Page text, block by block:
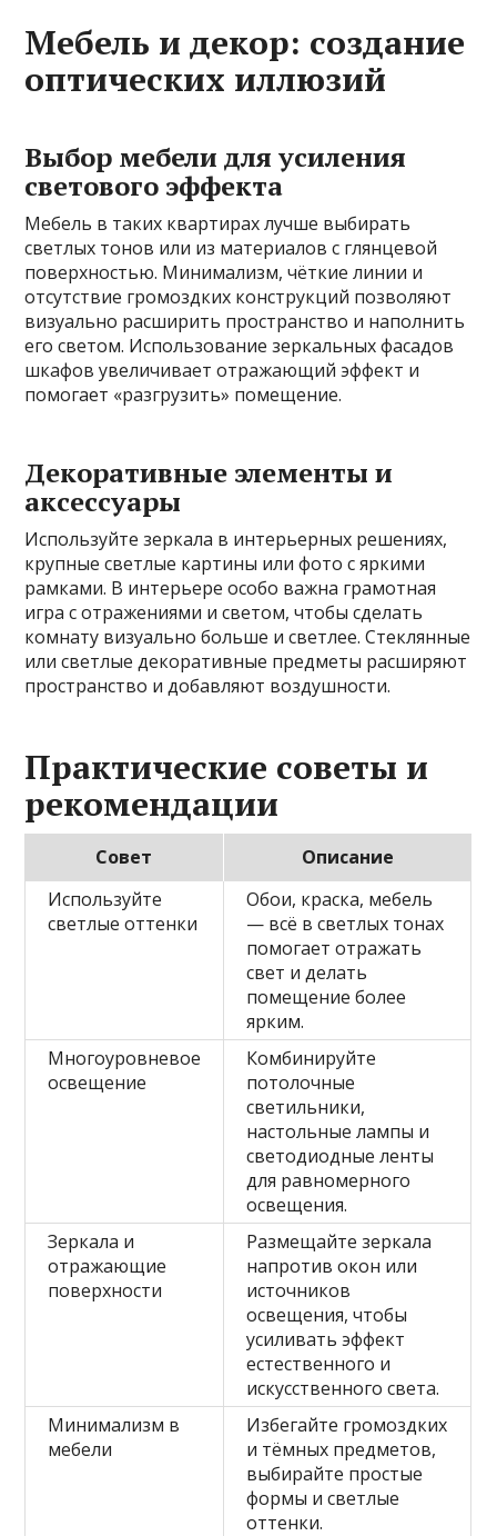
Мебель и декор: создание
оптических иллюзий
Выбор мебели для усиления
светового эффекта
Мебель в таких квартирах лучше выбирать
светлых тонов или из материалов с глянцевой
поверхностью. Минимализм, чёткие линии и
отсутствие громоздких конструкций позволяют
визуально расширить пространство и наполнить
его светом. Использование зеркальных фасадов
шкафов увеличивает отражающий эффект и
помогает «разгрузить» помещение.
Декоративные элементы и
аксессуары
Используйте зеркала в интерьерных решениях,
крупные светлые картины или фото с яркими
рамками. В интерьере особо важна грамотная
игра с отражениями и светом, чтобы сделать
комнату визуально больше и светлее. Стеклянные
или светлые декоративные предметы расширяют
пространство и добавляют воздушности.
Практические советы и
рекомендации
Совет
Описание
Используйте
светлые оттенки
Обои, краска, мебель
— всё в светлых тонах
помогает отражать
свет и делать
помещение более
ярким.
Многоуровневое
освещение
Комбинируйте
потолочные
светильники,
настольные лампы и
светодиодные ленты
для равномерного
освещения.
Зеркала и
отражающие
поверхности
Размещайте зеркала
напротив окон или
источников
освещения, чтобы
усиливать эффект
естественного и
искусственного света.
Минимализм в
мебели
Избегайте громоздких
и тёмных предметов,
выбирайте простые
формы и светлые
оттенки.